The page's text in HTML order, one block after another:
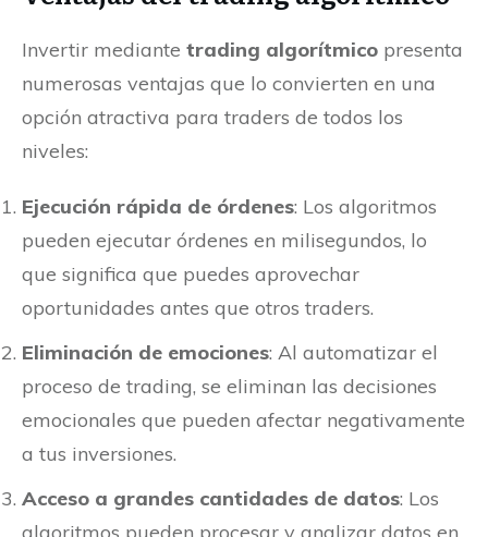
Invertir mediante trading algorítmico presenta
numerosas ventajas que lo convierten en una
opción atractiva para traders de todos los
niveles:
Ejecución rápida de órdenes: Los algoritmos
pueden ejecutar órdenes en milisegundos, lo
que significa que puedes aprovechar
oportunidades antes que otros traders.
Eliminación de emociones: Al automatizar el
proceso de trading, se eliminan las decisiones
emocionales que pueden afectar negativamente
a tus inversiones.
Acceso a grandes cantidades de datos: Los
algoritmos pueden procesar y analizar datos en